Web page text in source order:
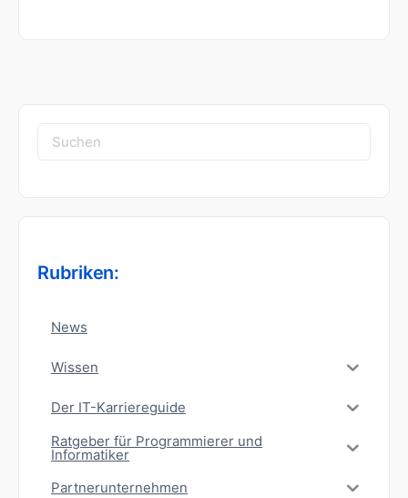
Suchen
nach:
Rubriken:
News
Wissen
Der IT-Karriereguide
Ratgeber für Programmierer und
Informatiker
Partnerunternehmen